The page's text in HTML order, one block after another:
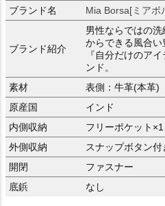
ブランド名
Mia Borsa[ミアボ
ブランド紹介
男性ならではの
からできる風合
『自分だけのア
ンド。
素材
表側：牛革(本革
原産国
インド
内側収納
フリーポケット
外側収納
スナップボタン付
開閉
ファスナー
底鋲
なし